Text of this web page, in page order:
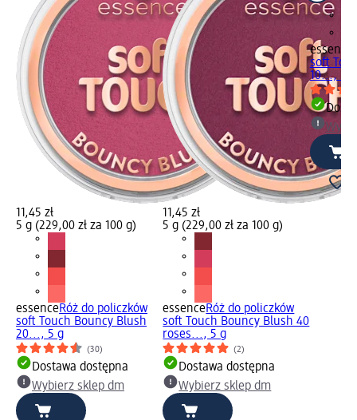
11,45 zł
5 g (229,00 zł za 100 g)
essenceRóż do policzków
soft Touch Bouncy Blush
20..., 5 g
(30)
Dostawa dostępna
Wybierz sklep dm
11,45 zł
5 g (229,00 zł za 100 g)
essenceRóż do policzków
soft Touch Bouncy Blush 40
roses..., 5 g
(2)
Dostawa dostępna
Wybierz sklep dm
essence
soft
10..., 5 g